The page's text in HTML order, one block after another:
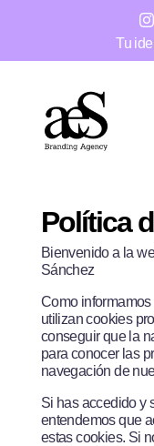

Tu
Política
Bienvenido a la
Sánchez
Como
utilizan cookies
conseguir que la
para conocer las
navegación de
Si has accedido y
entendemos que
estas cookies. Si